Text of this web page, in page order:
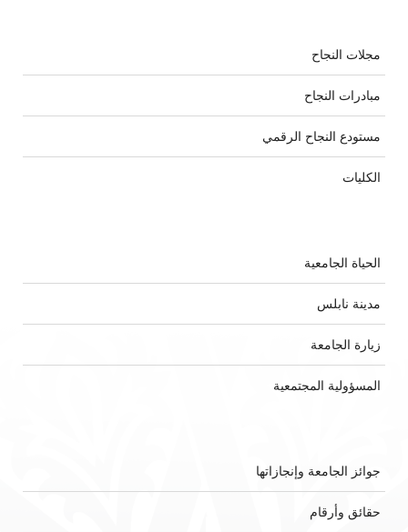
مجلات النجاح
مبادرات النجاح
مستودع النجاح الرقمي
الكليات
الحياة الجامعية
مدينة نابلس
زيارة الجامعة
المسؤولية المجتمعية
جوائز الجامعة وإنجازاتها
حقائق وأرقام